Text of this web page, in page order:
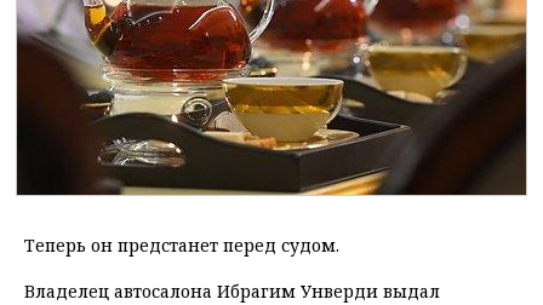
Теперь он предстанет перед судом.
Владелец автосалона Ибрагим Унверди выдал